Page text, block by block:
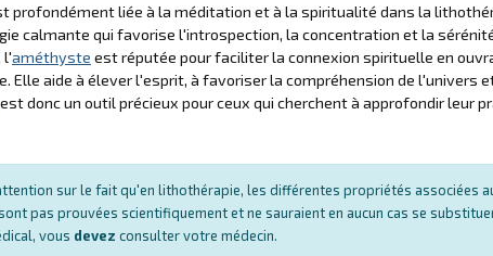
profondément liée à la méditation et à la spiritualité dans la
calmante qui favorise l'introspection, la concentration et la
l'améthyste est réputée pour faciliter la connexion spirituelle en
Elle aide à élever l'esprit, à favoriser la compréhension de l'univers
est donc un outil précieux pour ceux qui cherchent à approfondir leur
sur le fait qu'en lithothérapie, les différentes propriétés associées
pas prouvées scientifiquement et ne sauraient en aucun cas se
vous devez consulter votre médecin.